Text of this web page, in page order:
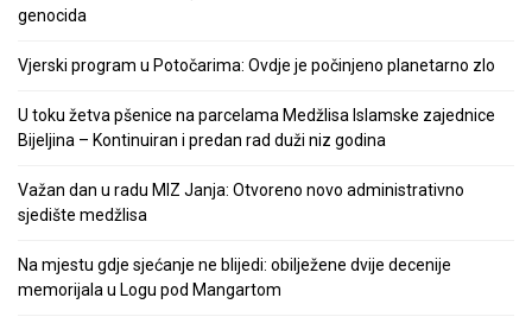
genocida
Vjerski program u Potočarima: Ovdje je počinjeno planetarno zlo
U toku žetva pšenice na parcelama Medžlisa Islamske zajednice
Bijeljina – Kontinuiran i predan rad duži niz godina
Važan dan u radu MIZ Janja: Otvoreno novo administrativno
sjedište medžlisa
Na mjestu gdje sjećanje ne blijedi: obilježene dvije decenije
memorijala u Logu pod Mangartom